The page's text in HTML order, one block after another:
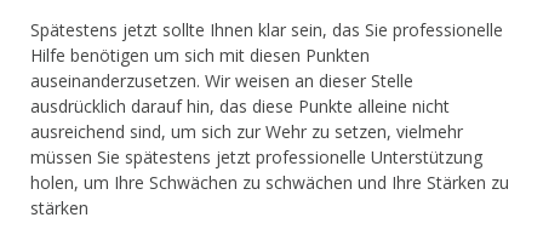
Spätestens jetzt sollte Ihnen klar sein, das Sie professionelle
Hilfe benötigen um sich mit diesen Punkten
auseinanderzusetzen. Wir weisen an dieser Stelle
ausdrücklich darauf hin, das diese Punkte alleine nicht
ausreichend sind, um sich zur Wehr zu setzen, vielmehr
müssen Sie spätestens jetzt professionelle Unterstützung
holen, um Ihre Schwächen zu schwächen und Ihre Stärken zu
stärken